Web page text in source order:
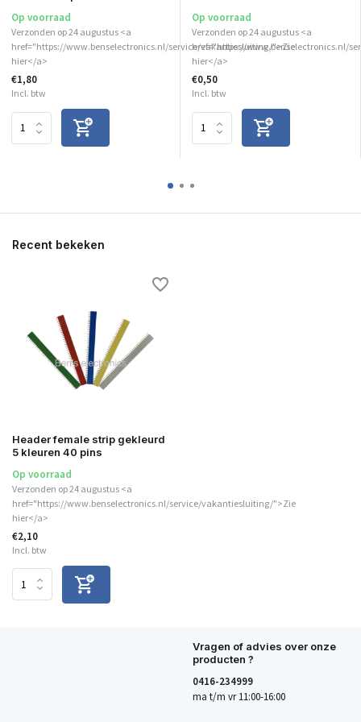
Op voorraad
Verzonden op 24 augustus <a
href="https://www.benselectronics.nl/service/vakantiesluiting/">Zie
hier</a>
€1,80
Incl. btw
Op voorraad
Verzonden op 24 augustus <a
href="https://www.benselectronics.nl/
hier</a>
€0,50
Incl. btw
Recent bekeken
Header female strip gekleurd
5 kleuren 40 pins
Op voorraad
Verzonden op 24 augustus <a
href="https://www.benselectronics.nl/service/vakantiesluiting/">Zie
hier</a>
€2,10
Incl. btw
Vragen of advies over onze
producten ?
0416-234999
ma t/m vr 11:00-16:00